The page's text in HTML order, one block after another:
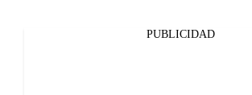
PUBLICIDAD